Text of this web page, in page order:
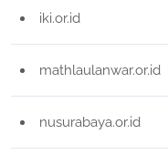
iki.or.id
mathlaulanwar.or.id
nusurabaya.or.id